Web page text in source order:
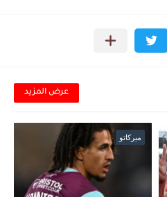
عرض المزيد
ميركاتو